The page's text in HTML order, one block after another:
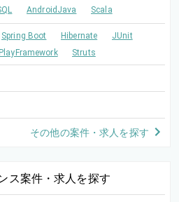
AndroidJava Scala
Spring Boot Hibernate
JUnit
PlayFramework Struts
その他の案件・求人を探す
ス案件・求人を探す